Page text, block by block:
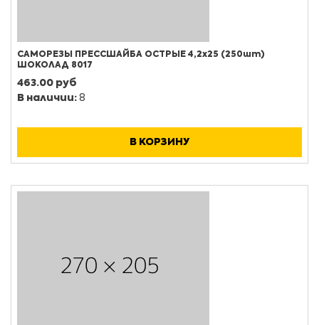
САМОРЕЗЫ ПРЕССШАЙБА ОСТРЫЕ 4,2х25 (250шт)
ШОКОЛАД 8017
463.00 руб
В наличии: 8
В КОРЗИНУ